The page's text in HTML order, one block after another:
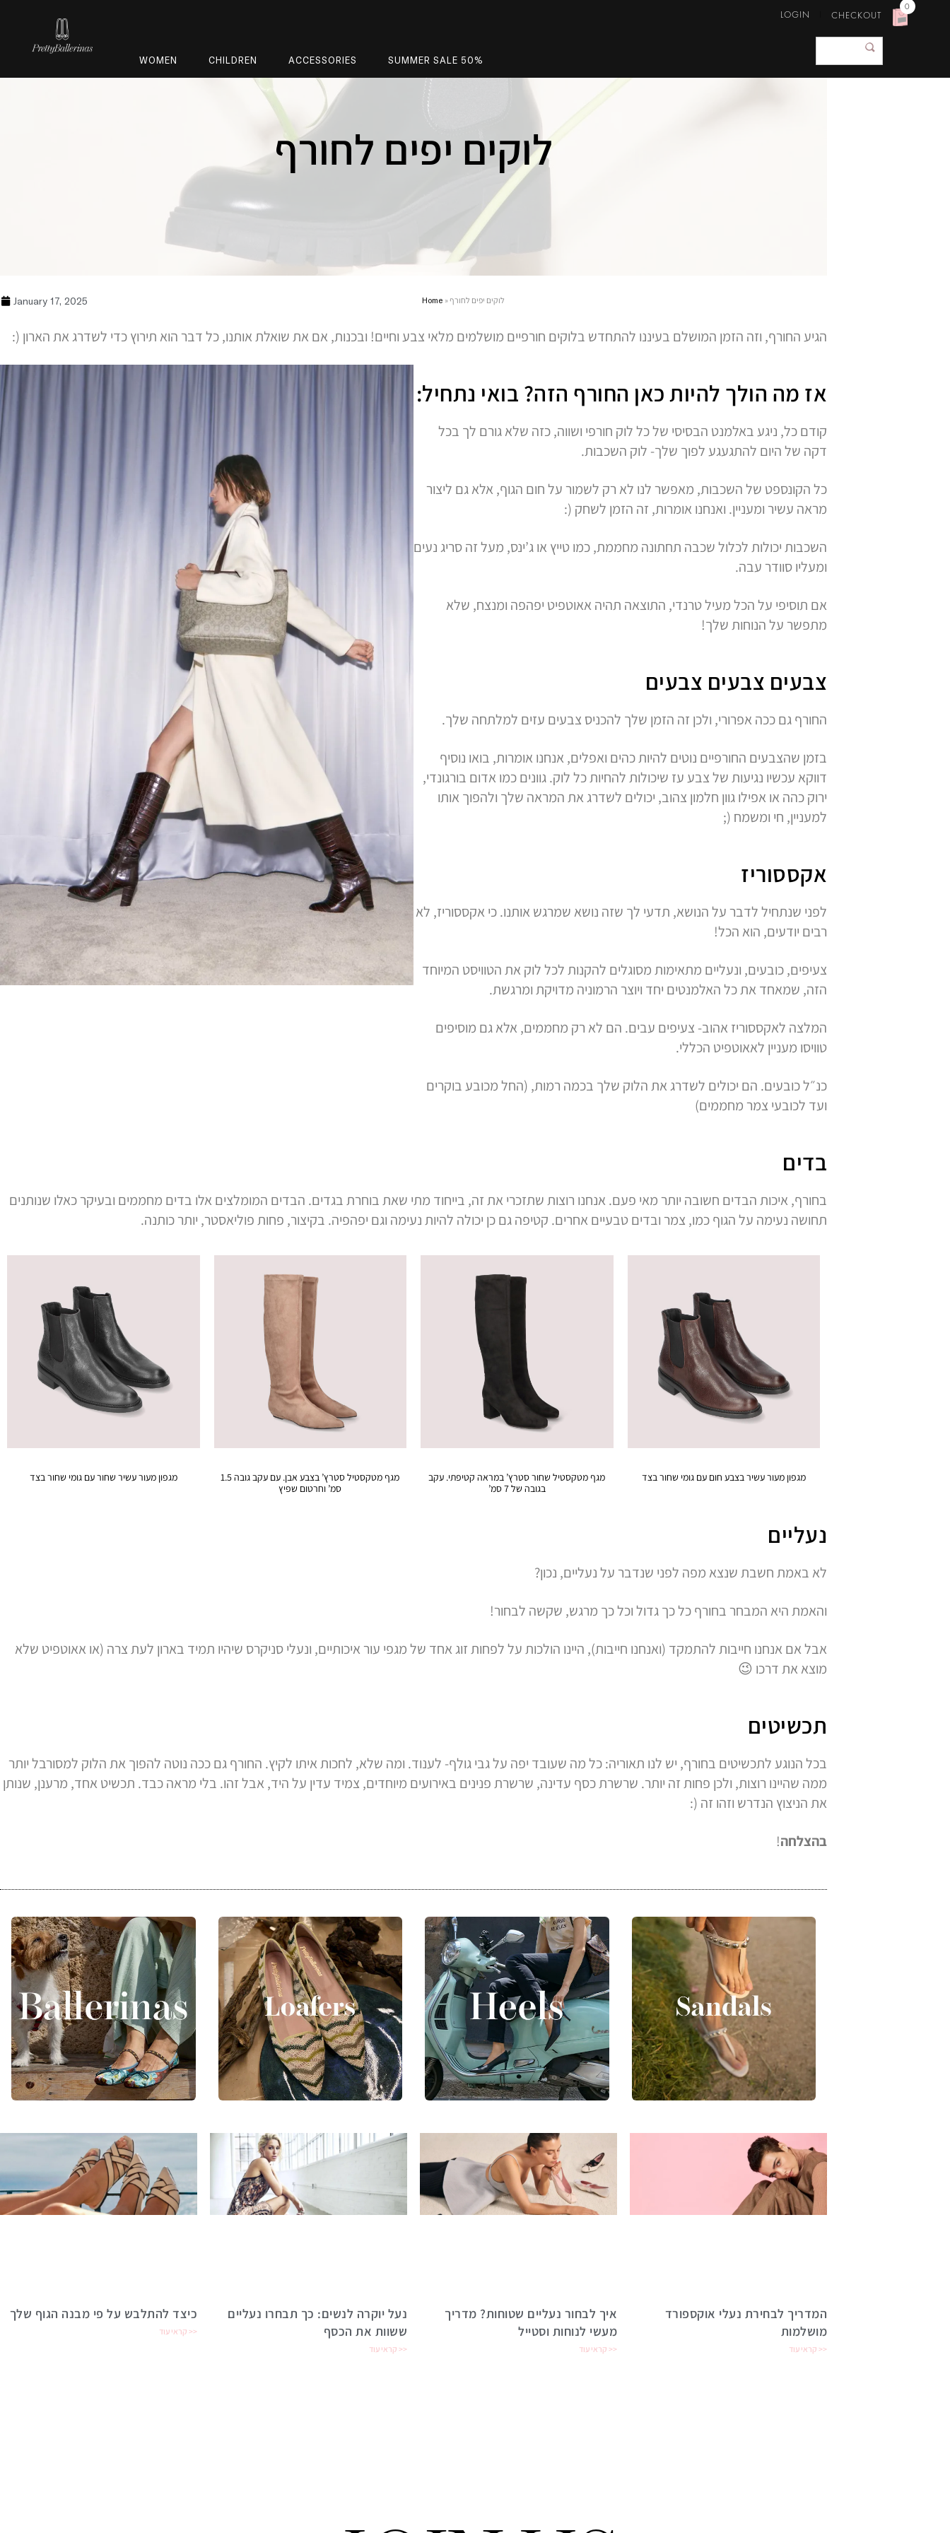
WOMEN CHILDREN ACCESSORIES SUMMER SALE 50%
LOGIN CHECKOUT
0
לוקים יפים לחורף
January 17, 2025 Home »לוקים יפים לחורף
הגיע החורף, וזה הזמן המושלם בעיננו להתחדש בלוקים חורפיים מושלמים מלאי צבע וחיים! ובכנות, אם את שואלת אותנו, כל דבר הוא תירוץ כדי לשדרג את הארון (:
אז מה הולך להיות כאן החורף הזה? בואי נתחיל:
קודם כל, ניגע באלמנט הבסיסי של כל לוק חורפי ושווה, כזה שלא גורם לך בכל
דקה של היום להתגעגע לפוך שלך- לוק השכבות.
כל הקונספט של השכבות, מאפשר לנו לא רק לשמור על חום הגוף, אלא גם ליצור
מראה עשיר ומעניין. ואנחנו אומרות, זה הזמן לשחק (:
השכבות יכולות לכלול שכבה תחתונה מחממת, כמו טייץ או ג’ינס, מעל זה סריג נעים
ומעליו סוודר עבה.
אם תוסיפי על הכל מעיל טרנדי, התוצאה תהיה אאוטפיט יפהפה ומנצח, שלא
מתפשר על הנוחות שלך!
צבעים צבעים צבעים
החורף גם ככה אפרורי, ולכן זה הזמן שלך להכניס צבעים עזים למלתחה שלך.
בזמן שהצבעים החורפיים נוטים להיות כהים ואפלים, אנחנו אומרות, בואו נוסיף
דווקא עכשיו נגיעות של צבע עז שיכולות להחיות כל לוק. גוונים כמו אדום בורגונדי,
ירוק כהה או אפילו גוון חלמון צהוב, יכולים לשדרג את המראה שלך ולהפוך אותו
למעניין, חי ומשמח (;
אקססוריז
לפני שנתחיל לדבר על הנושא, תדעי לך שזה נושא שמרגש אותנו. כי אקססוריז, לא
רבים יודעים, הוא הכל!
צעיפים, כובעים, ונעליים מתאימות מסוגלים להקנות לכל לוק את הטוויסט המיוחד
הזה, שמאחד את כל האלמנטים יחד ויוצר הרמוניה מדויקת ומרגשת.
המלצה לאקססוריז אהוב- צעיפים עבים. הם לא רק מחממים, אלא גם מוסיפים
טוויסו מעניין לאאוטפיט הכללי.
כנ״ל כובעים. הם יכולים לשדרג את הלוק שלך בכמה רמות, (החל מכובע בוקרים
ועד לכובעי צמר מחממים)
בדים
בחורף, איכות הבדים חשובה יותר מאי פעם. אנחנו רוצות שתזכרי את זה, בייחוד מתי שאת בוחרת בגדים. הבדים המומלצים אלו בדים מחממים ובעיקר כאלו שנותנים
תחושה נעימה על הגוף כמו, צמר ובדים טבעיים אחרים. קטיפה גם כן יכולה להיות נעימה וגם יפהפיה. בקיצור, פחות פוליאסטר, יותר כותנה.
מגפון מעור עשיר בצבע חום עם גומי שחור בצד
מגף מטקסטיל שחור סטרץ’ במראה קטיפתי. עקב
בגובה של 7 סמ’
מגף מטקסטיל סטרץ’ בצבע אבן. עם עקב גובה 1.5
סמ’ וחרטום שפיץ
מגפון מעור עשיר שחור עם גומי שחור בצד
נעליים
לא באמת חשבת שנצא מפה לפני שנדבר על נעליים, נכון?
והאמת היא המבחר בחורף כל כך גדול וכל כך מרגש, שקשה לבחור!
אבל אם אנחנו חייבות להתמקד (ואנחנו חייבות), היינו הולכות על לפחות זוג אחד של מגפי עור איכותיים, ונעלי סניקרס שיהיו תמיד בארון לעת צרה (או אאוטפיט שלא
מוצא את דרכו 😉
תכשיטים
בכל הנוגע לתכשיטים בחורף, יש לנו תאוריה: כל מה שעובד יפה על גבי גולף- לענוד. ומה שלא, לחכות איתו לקיץ. החורף גם ככה נוטה להפוך את הלוק למסורבל יותר
ממה שהיינו רוצות, ולכן פחות זה יותר. שרשרת כסף עדינה, שרשרת פנינים באירועים מיוחדים, צמיד עדין על היד, אבל זהו. בלי מראה כבד. תכשיט אחד, מרענן, שנותן
את הניצוץ הנדרש וזהו זה (:
בהצלחה!
כיצד להתלבש על פי מבנה הגוף שלך
קראי עוד >>
נעל יוקרה לנשים: כך תבחרו נעליים
ששוות את הכסף
קראי עוד >>
איך לבחור נעליים שטוחות? מדריך
מעשי לנוחות וסטייל
קראי עוד >>
המדריך לבחירת נעלי אוקספורד
מושלמות
קראי עוד >>